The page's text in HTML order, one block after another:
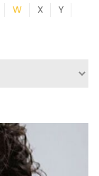
W X
Y